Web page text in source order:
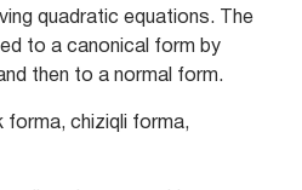
quadratic equations. The
to a canonical form by
then to a normal form.
forma, chiziqli forma,